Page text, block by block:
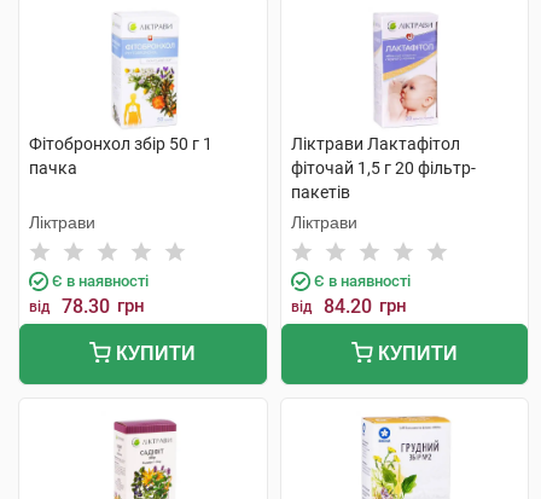
Фітобронхол збір 50 г 1
пачка
Ліктрави
Є в наявності
від 78.30 грн
КУПИТИ
Ліктрави Лактафітол
фіточай 1,5 г 20 фільтр-
пакетів
Ліктрави
Є в наявності
від 84.20 грн
КУПИТИ